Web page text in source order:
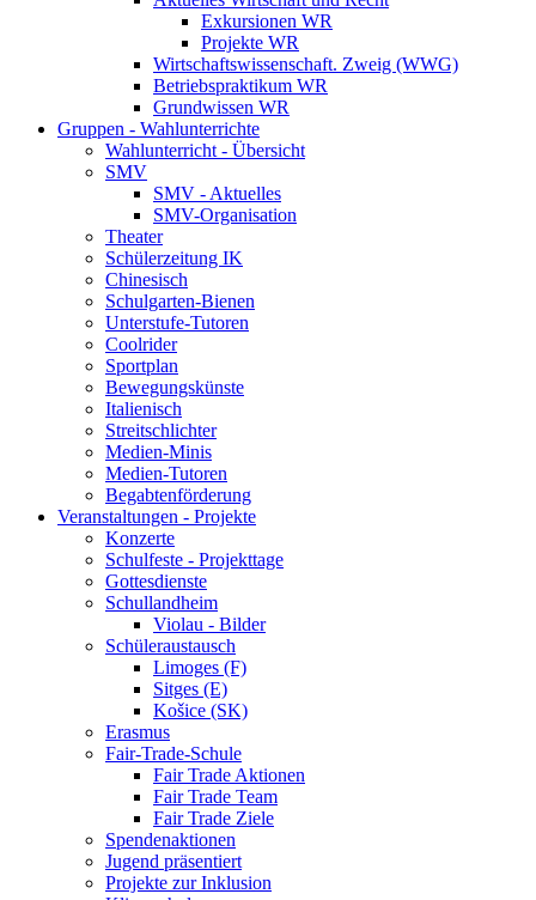
Exkursionen WR
Projekte WR
Wirtschaftswissenschaft. Zweig (WWG)
Betriebspraktikum WR
Grundwissen WR
Gruppen - Wahlunterrichte
Wahlunterricht - Übersicht
SMV
SMV - Aktuelles
SMV-Organisation
Theater
Schülerzeitung IK
Chinesisch
Schulgarten-Bienen
Unterstufe-Tutoren
Coolrider
Sportplan
Bewegungskünste
Italienisch
Streitschlichter
Medien-Minis
Medien-Tutoren
Begabtenförderung
Veranstaltungen - Projekte
Konzerte
Schulfeste - Projekttage
Gottesdienste
Schullandheim
Violau - Bilder
Schüleraustausch
Limoges (F)
Sitges (E)
Košice (SK)
Erasmus
Fair-Trade-Schule
Fair Trade Aktionen
Fair Trade Team
Fair Trade Ziele
Spendenaktionen
Jugend präsentiert
Projekte zur Inklusion